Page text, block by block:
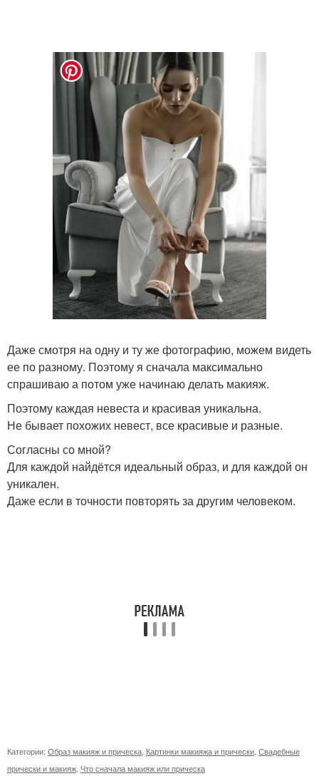
Даже смотря на одну и ту же фотографию, можем видеть
ее по разному. Поэтому я сначала максимально
спрашиваю а потом уже начинаю делать макияж.
Поэтому каждая невеста и красивая уникальна.
Не бывает похожих невест, все красивые и разные.
Согласны со мной?
Для каждой найдётся идеальный образ, и для каждой он
уникален.
Даже если в точности повторять за другим человеком.
Категории: Образ макияж и прическа Картинки макияжа и прически Свадебные
прически и макияж Что сначала макияж или прическа